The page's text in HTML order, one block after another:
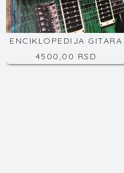
ENCIKLOPEDIJA GITARA
4500,00 RSD